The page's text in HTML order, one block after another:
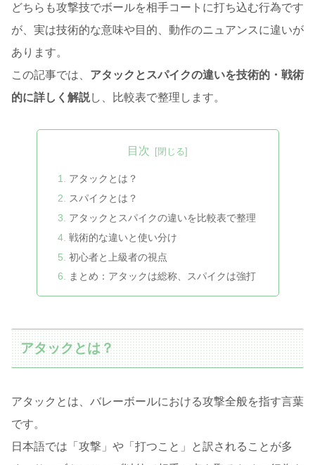
どちらも攻撃技でボールを相手コートに打ち込む行為です
が、実は技術的な意味や目的、動作のニュアンスに違いが
あります。
この記事では、 アタックとスパイクの違いを技術的・戦術
的に詳しく解説し、比較表で整理します。
目次
アタックとは？
スパイクとは？
アタックとスパイクの違いを比較表で整理
戦術的な違いと使い分け
初心者と上級者の視点
まとめ：アタックは総称、スパイクは強打
アタックとは？
アタックとは、バレーボールにおける攻撃全般を指す言葉
です。
日本語では「攻撃」や「打つこと」と訳されることが多